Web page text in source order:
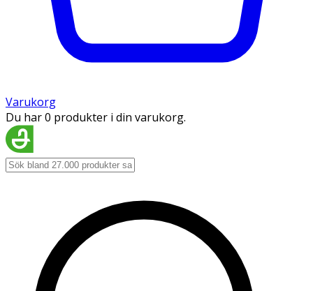
Varukorg
Du har 0 produkter i din varukorg.